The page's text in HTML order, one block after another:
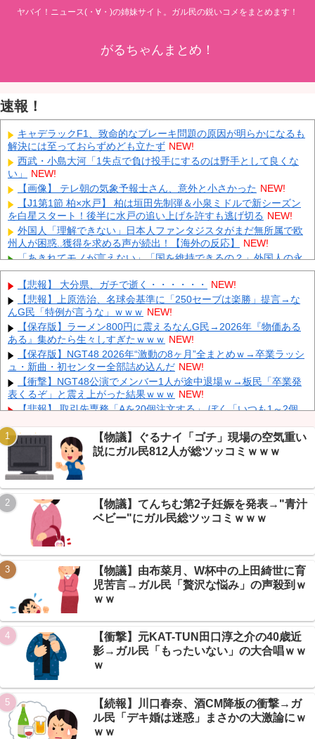
ヤバイ！ニュース(・∀・)の姉妹サイト。ガル民の鋭いコメをまとめます！
がるちゃんまとめ！
速報！
キャデラックF1、致命的なブレーキ問題の原因が明らかになるも
解決には至っておらずめども立たず NEW!
西武・小島大河「1失点で負け投手にするのは野手として良くな
い」
NEW!
【画像】 テレ朝の気象予報士さん、意外と小さかった NEW!
【J1第1節 柏×水戸】 柏は垣田先制弾＆小泉ミドルで新シーズン
を白星スタート！後半に水戸の追い上げを許すも逃げ切る NEW!
外国人「理解できない」日本人ファンタジスタがまだ無所属で欧
州人が困惑..獲得を求める声が続出！【海外の反応】
NEW!
「あきれてモノが言えない」「国を維持できるの？」外国人の永
住許可要件の厳格化で在日中国人の本音は？ NEW!
ウクライナがモスクワに向けて初の弾道ミサイルを発射か？！
NEW!
先日エアコンの効きが悪いと右往左往してた奴やが
中国「大豪雨！」三峡ダム「基礎部分破損」中国「全力放流！」
台風13号「中国上陸予測」台風15号「中国接近（画像」中国「台風
同時上陸！（穀物生産が壊滅危機」→ NEW!
【悲報】 中国、橋の欄干が強風一発で粉々に 鉄筋ゼロ 当局「接
着剤でくっつけただけ」「正常で、品質問題はない」 NEW!
Powered by livedoor 相互RSS
【悲報】 大分県、ガチで逝く・・・・・・
NEW!
【悲報】上原浩治、名球会基準に「250セーブは楽勝」提言→な
んG民「特例が言うな」ｗｗｗ NEW!
【保存版】ラーメン800円に震えるなんG民→2026年『物価ある
ある』集めたら生々しすぎたｗｗｗ NEW!
【保存版】NGT48 2026年“激動の8ヶ月”全まとめｗ→卒業ラッシ
ュ・新曲・初センター全部詰め込んだ NEW!
【衝撃】NGT48公演でメンバー1人が途中退場ｗ→板民「卒業発
表くるぞ」と震え上がった結果ｗｗｗ NEW!
【悲報】 取引先専務「Aを20個注文する」 ぼく「いつも1～2個
『こう』なったんだが... NEW!
【画像】北朝鮮のビアガール、エッッッッッッッッッッッッッッ
ッッッ！
NEW!
【画像】 例の美人すぎるおにぎり屋さん、裏でおっさんが握って
いたｗｗｗｗｗｗｗｗｗｗｗｗｗｗｗｗｗ NEW!
【速報】AKB48が千葉ロッテ参戦、佐藤綺星の始球式＆3曲披露
に裏住民歓喜ｗｗｗ NEW!
元いいとも青年隊、中居正広の”素顔”を暴露
Powered by livedoor 相互RSS
【物議】ぐるナイ「ゴチ」現場の空気重い
説にガル民812人が総ツッコミｗｗｗ
【物議】てんちむ第2子妊娠を発表→"青汁
ベビー"にガル民総ツッコミｗｗｗ
【物議】由布菜月、W杯中の上田綺世に育
児苦言→ガル民「贅沢な悩み」の声殺到ｗ
ｗｗ
【衝撃】元KAT-TUN田口淳之介の40歳近
影→ガル民「もったいない」の大合唱ｗｗ
ｗ
【続報】川口春奈、酒CM降板の衝撃→ガ
ル民「デキ婚は迷惑」まさかの大激論にｗ
ｗｗ